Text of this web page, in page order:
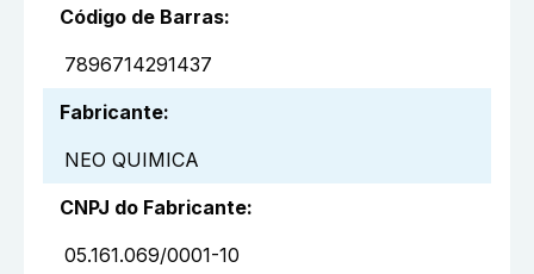
Código de Barras:
7896714291437
Fabricante:
NEO QUIMICA
CNPJ do Fabricante:
05.161.069/0001-10